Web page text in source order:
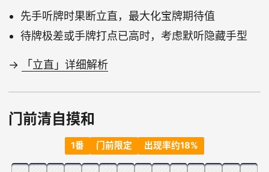
先手听牌时果断立直，最大化宝牌期待值
待牌极差或手牌打点已高时，考虑默听隐藏手型
→ 「立直」详细解析
门前清自摸和
1番 门前限定 出现率约18%